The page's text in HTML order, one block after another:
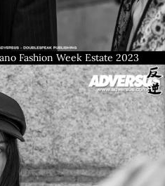
Fashion Week Estate 2023